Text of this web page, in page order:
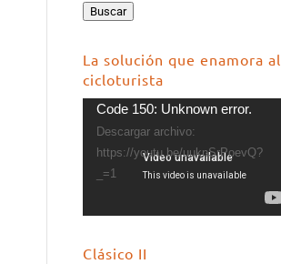
Buscar
La solución que enamora al
cicloturista
Reproductor
vídeo
Code 150: Unknown error.
Descargar archivo:
https://youtu.be/uuknSrPoevQ?
_=1
Clásico II